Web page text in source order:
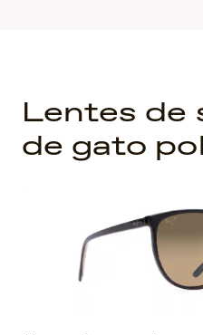
Lentes de
de gato